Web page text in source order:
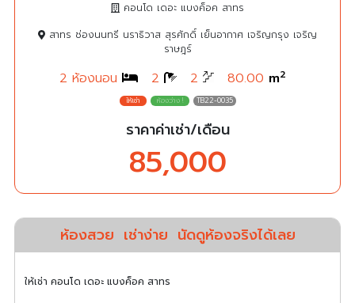
คอนโด เดอะ แบงค็อค สาทร
สาทร ช่องนนทรี นราธิวาส สุรศักดิ์ เย็นอากาศ เจริญกรุง เจริญ
ราษฎร์
2 ห้องนอน 2 2 80.00 m2
TB22-0035
ราคาค่าเช่า/เดือน
85,000
ห้องสวย เช่าง่าย นัดดูห้องจริงได้เลย
ให้เช่า คอนโด เดอะ แบงค็อค สาทร